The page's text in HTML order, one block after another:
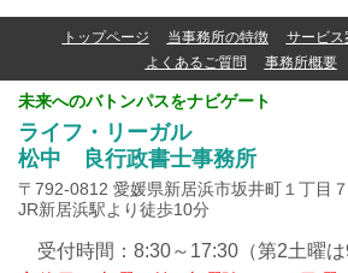
トップページ 当事務所の特徴 サービス
よくあるご質問
事務所概要
未来へのバトンパスをナビゲート
ライフ・リーガル
松中 良行政書士事務所
〒792-0812 愛媛県新居浜市坂井町１丁目
JR新居浜駅より徒歩10分
受付時間：8:30～17:30（第2土曜は